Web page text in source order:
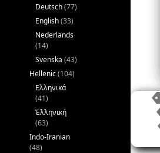
Deutsch(77)
English(33)
Nederlands
(14)
Svenska (43)
Hellenic(104)
Ελληνικά
(41)
Ἑλληνική
(63)
Indo-Iranian
(48)